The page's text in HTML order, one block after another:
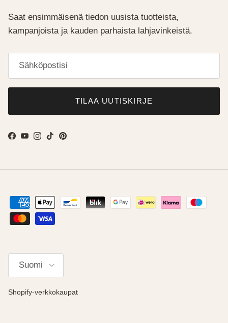
Saat ensimmäisenä tiedon uusista tuotteista,
kampanjoista ja kauden parhaista lahjavinkeistä.
TILAA UUTISKIRJE
Facebook
YouTube
Instagram
TikTokPinterest
Suomi
Shopify-verkkokaupat